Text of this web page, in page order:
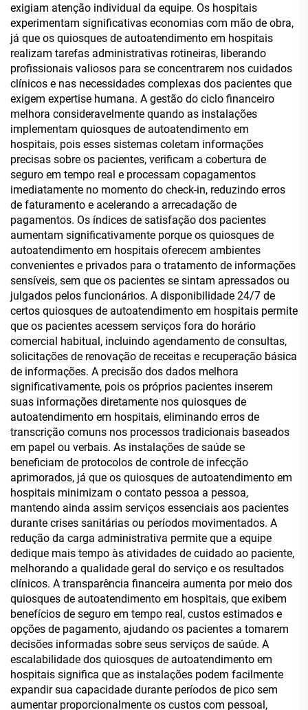
exigiam atenção individual da equipe. Os hospitais
experimentam significativas economias com mão de obra,
já que os quiosques de autoatendimento em hospitais
realizam tarefas administrativas rotineiras, liberando
profissionais valiosos para se concentrarem nos cuidados
clínicos e nas necessidades complexas dos pacientes que
exigem expertise humana. A gestão do ciclo financeiro
melhora consideravelmente quando as instalações
implementam quiosques de autoatendimento em
hospitais, pois esses sistemas coletam informações
precisas sobre os pacientes, verificam a cobertura de
seguro em tempo real e processam copagamentos
imediatamente no momento do check-in, reduzindo erros
de faturamento e acelerando a arrecadação de
pagamentos. Os índices de satisfação dos pacientes
aumentam significativamente porque os quiosques de
autoatendimento em hospitais oferecem ambientes
convenientes e privados para o tratamento de informações
sensíveis, sem que os pacientes se sintam apressados ou
julgados pelos funcionários. A disponibilidade 24/7 de
certos quiosques de autoatendimento em hospitais permite
que os pacientes acessem serviços fora do horário
comercial habitual, incluindo agendamento de consultas,
solicitações de renovação de receitas e recuperação básica
de informações. A precisão dos dados melhora
significativamente, pois os próprios pacientes inserem
suas informações diretamente nos quiosques de
autoatendimento em hospitais, eliminando erros de
transcrição comuns nos processos tradicionais baseados
em papel ou verbais. As instalações de saúde se
beneficiam de protocolos de controle de infecção
aprimorados, já que os quiosques de autoatendimento em
hospitais minimizam o contato pessoa a pessoa,
mantendo ainda assim serviços essenciais aos pacientes
durante crises sanitárias ou períodos movimentados. A
redução da carga administrativa permite que a equipe
dedique mais tempo às atividades de cuidado ao paciente,
melhorando a qualidade geral do serviço e os resultados
clínicos. A transparência financeira aumenta por meio dos
quiosques de autoatendimento em hospitais, que exibem
benefícios de seguro em tempo real, custos estimados e
opções de pagamento, ajudando os pacientes a tomarem
decisões informadas sobre seus serviços de saúde. A
escalabilidade dos quiosques de autoatendimento em
hospitais significa que as instalações podem facilmente
expandir sua capacidade durante períodos de pico sem
aumentar proporcionalmente os custos com pessoal,